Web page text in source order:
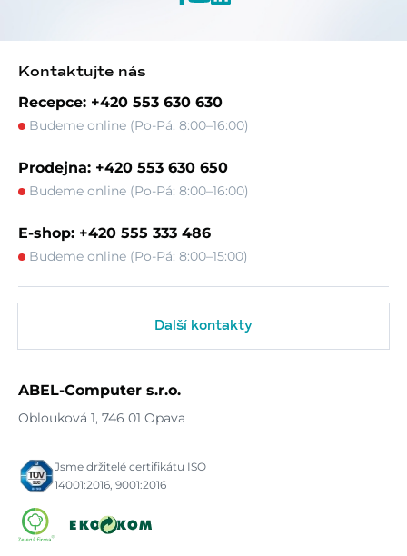
Kontaktujte nás
Recepce: +420 553 630 630
Budeme online (Po-Pá: 8:00–16:00)
Prodejna: +420 553 630 650
Budeme online (Po-Pá: 8:00–16:00)
E-shop: +420 555 333 486
Budeme online (Po-Pá: 8:00–15:00)
Další kontakty
ABEL-Computer s.r.o.
Oblouková 1, 746 01 Opava
Jsme držitelé certifikátu ISO
14001:2016, 9001:2016